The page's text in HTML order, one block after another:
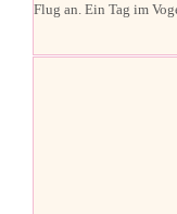
Flug an. Ein Tag im